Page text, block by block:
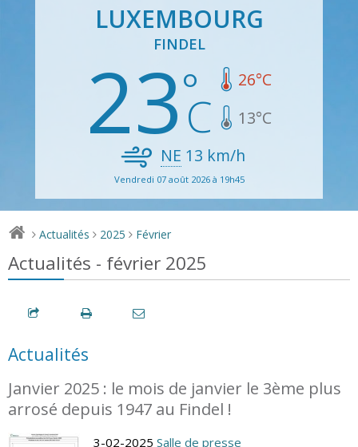
LUXEMBOURG
FINDEL
23 26°C
13°C
NE 13 km/h
Vendredi 07 août 2026 à 19h45
> Actualités > 2025 > Février
Actualités - février 2025
Actualités
Janvier 2025 : le mois de janvier le 3ème plus
arrosé depuis 1947 au Findel !
3-02-2025 Salle de presse